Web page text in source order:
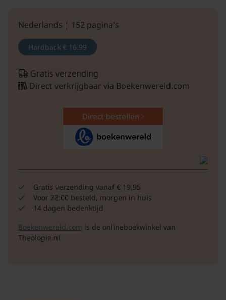
Nederlands | 152 pagina's
Hardback € 16.99
Gratis verzending
Direct verkrijgbaar via Boekenwereld.com
Direct bestellen
Gratis verzending vanaf € 19,95
Voor 22:00 besteld, morgen in huis
14 dagen bedenktijd
Boekenwereld.com is de onlineboekwinkel van
Theologie.nl